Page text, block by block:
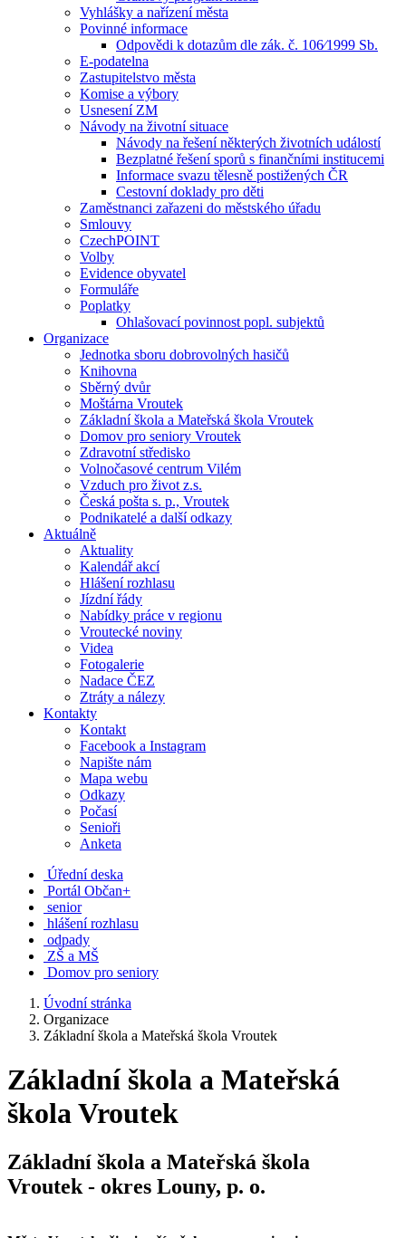
Vyhlášky a nařízení města
Povinné informace
Odpovědi k dotazům dle zák. č. 106⁄1999 Sb.
E-podatelna
Zastupitelstvo města
Komise a výbory
Usnesení ZM
Návody na životní situace
Návody na řešení některých životních událostí
Bezplatné řešení sporů s finančními institucemi
Informace svazu tělesně postižených ČR
Cestovní doklady pro děti
Zaměstnanci zařazeni do městského úřadu
Smlouvy
CzechPOINT
Volby
Evidence obyvatel
Formuláře
Poplatky
Ohlašovací povinnost popl. subjektů
Organizace
Jednotka sboru dobrovolných hasičů
Knihovna
Sběrný dvůr
Moštárna Vroutek
Základní škola a Mateřská škola Vroutek
Domov pro seniory Vroutek
Zdravotní středisko
Volnočasové centrum Vilém
Vzduch pro život z.s.
Česká pošta s. p., Vroutek
Podnikatelé a další odkazy
Aktuálně
Aktuality
Kalendář akcí
Hlášení rozhlasu
Jízdní řády
Nabídky práce v regionu
Vroutecké noviny
Videa
Fotogalerie
Nadace ČEZ
Ztráty a nálezy
Kontakty
Kontakt
Facebook a Instagram
Napište nám
Mapa webu
Odkazy
Počasí
Senioři
Anketa
Úřední deska
Portál Občan+
senior
hlášení rozhlasu
odpady
ZŠ a MŠ
Domov pro seniory
Úvodní stránka
Organizace
Základní škola a Mateřská škola Vroutek
Základní škola a Mateřská
škola Vroutek
Základní škola a Mateřská škola
Vroutek - okres Louny, p. o.